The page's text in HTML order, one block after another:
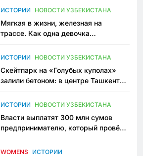
ИСТОРИИ НОВОСТИ УЗБЕКИСТАНА
Мягкая в жизни, железная на
трассе. Как одна девочка
Узбекистане
ИСТОРИИ НОВОСТИ УЗБЕКИСТАНА
Скейтпарк на «Голубых куполах»
залили бетоном: в центре Ташкента
пространство
ИСТОРИИ НОВОСТИ УЗБЕКИСТАНА
Власти выплатят 300 млн сумов
предпринимателю, который провёл
приговору
WOMENS ИСТОРИИ